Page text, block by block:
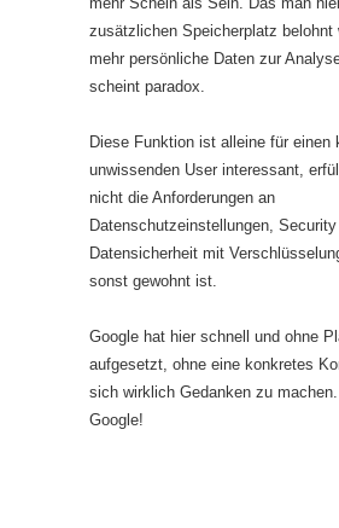
zusätzlichen Speicherplatz belohnt
mehr persönliche Daten zur
scheint paradox.
Diese Funktion ist alleine für einen
unwissenden User interessant,
nicht die Anforderungen an
Datenschutzeinstellungen,
Datensicherheit mit
sonst gewohnt ist.
Google hat hier schnell und ohne
aufgesetzt, ohne eine konkretes
sich wirklich Gedanken zu
Google!